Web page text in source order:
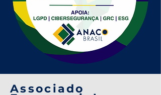
Associado